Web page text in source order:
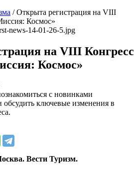
/Открыта регистрация на VIII
Космос»
на VIII Конгресс
Космос»
с новинками
обсудить ключевые изменения в
Вести Туризм.